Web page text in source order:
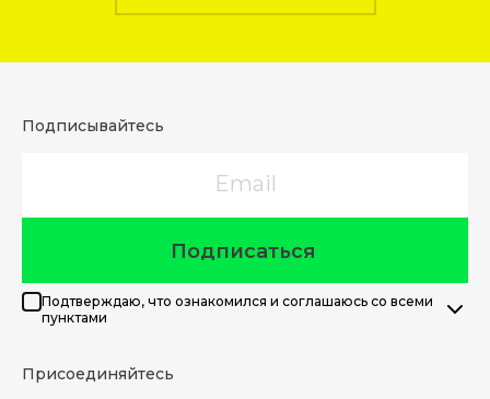
Подписывайтесь
Подписаться
Подтверждаю, что ознакомился и соглашаюсь со всеми
пунктами
Присоединяйтесь